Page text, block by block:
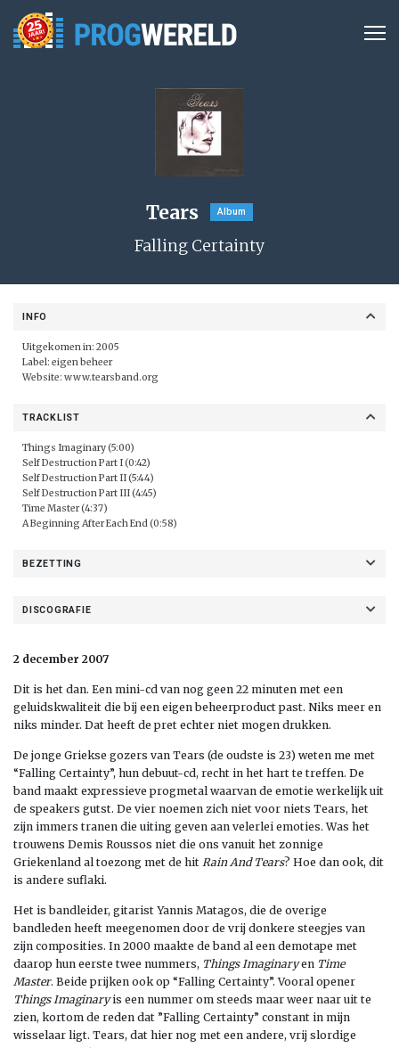
Tears Album
Falling Certainty
INFO
Uitgekomen in: 2005
Label: eigen beheer
Website: www.tearsband.org
TRACKLIST
Things Imaginary (5:00)
Self Destruction Part I (0:42)
Self Destruction Part II (5:44)
Self Destruction Part III (4:45)
Time Master (4:37)
A Beginning After Each End (0:58)
BEZETTING
DISCOGRAFIE
2 december 2007
Dit is het dan. Een mini-cd van nog geen 22 minuten met een
geluidskwaliteit die bij een eigen beheerproduct past. Niks meer en
niks minder. Dat heeft de pret echter niet mogen drukken.
De jonge Griekse gozers van Tears (de oudste is 23) weten me met
“Falling Certainty”, hun debuut-cd, recht in het hart te treffen. De
band maakt expressieve progmetal waarvan de emotie werkelijk uit
de speakers gutst. De vier noemen zich niet voor niets Tears, het
zijn immers tranen die uiting geven aan velerlei emoties. Was het
trouwens Demis Roussos niet die ons vanuit het zonnige
Griekenland al toezong met de hit Rain And Tears? Hoe dan ook, dit
is andere suflaki.
Het is bandleider, gitarist Yannis Matagos, die de overige
bandleden heeft meegenomen door de vrij donkere steegjes van
zijn composities. In 2000 maakte de band al een demotape met
daarop hun eerste twee nummers, Things Imaginaryen Time
Master. Beide prijken ook op “Falling Certainty”. Vooral opener
Things Imaginaryis een nummer om steeds maar weer naar uit te
zien, kortom de reden dat ”Falling Certainty” constant in mijn
wisselaar ligt. Tears, dat hier nog met een andere, vrij slordige